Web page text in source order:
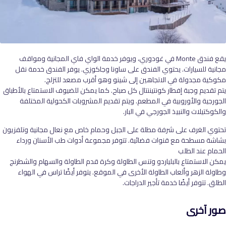
يقع فندق Monte في غودوري، ويوفر خدمة الواي فاي المجانية ومواقف
مجانية للسيارات. يحتوي الفندق على ساونا وجاكوزي. يوفر الفندق خدمة نقل
مكوكية مجدولة في الاتجاهين إلى شينو وهو أقرب مصعد للتزلج.
يتم تقديم وجبة إفطار كونتيننتال كل صباح. كما يمكن للضيوف الاستمتاع بالأطباق
الجورجية والأوروبية في المطعم. ويتم تقديم المشروبات الكحولية المختلفة
والكوكتيلات والنبيذ الجورجي في البار.
تحتوي الغرف على شرفة مطلة على الجبل وحمام خاص مع نعال مجانية وتلفزيون
بشاشة مسطحة مع قنوات فضائية. تتوفر مجموعة أدوات طب الأسنان ورداء
الحمام عند الطلب
يمكن الاستمتاع بالبلياردو وتنس الطاولة وكرة قدم الطاولة والسهام والشطرنج
وطاولة الزهر وألعاب الطاولة الأخرى في الموقع. يتوفر أيضًا تراس في الهواء
الطلق. تتوفر أيضًا خدمة تأجير الدراجات.
صور آخرى